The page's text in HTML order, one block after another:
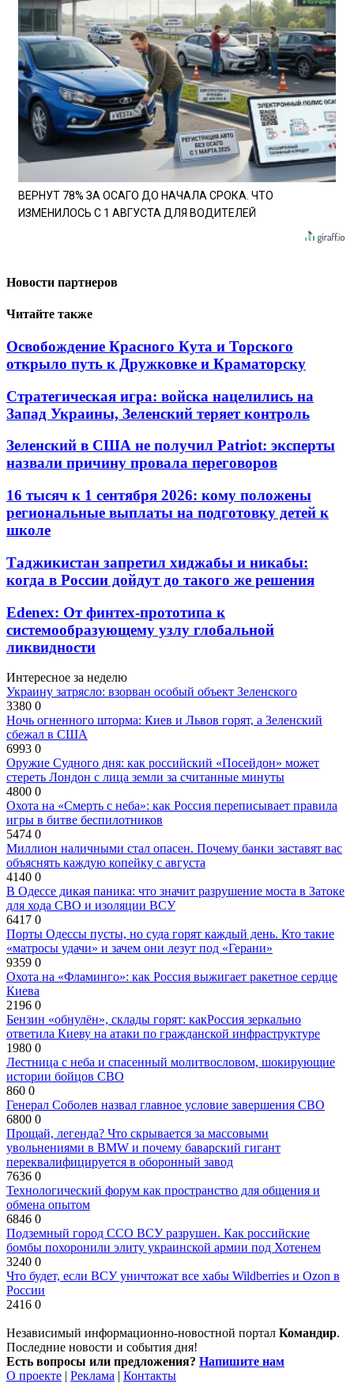
ВЕРНУТ 78% ЗА ОСАГО ДО НАЧАЛА СРОКА. ЧТО
ИЗМЕНИЛОСЬ С 1 АВГУСТА ДЛЯ ВОДИТЕЛЕЙ
Новости партнеров
Читайте также
Освобождение Красного Кута и Торского
открыло путь к Дружковке и Краматорску
Стратегическая игра: войска нацелились на
Запад Украины, Зеленский теряет контроль
Зеленский в США не получил Patriot: эксперты
назвали причину провала переговоров
16 тысяч к 1 сентября 2026: кому положены
региональные выплаты на подготовку детей к
школе
Таджикистан запретил хиджабы и никабы:
когда в России дойдут до такого же решения
Edenex: От финтех-прототипа к
системообразующему узлу глобальной
ликвидности
Интересное за неделю
Украину затрясло: взорван особый объект Зеленского
3380 0
Ночь огненного шторма: Киев и Львов горят, а Зеленский
сбежал в США
6993 0
Оружие Судного дня: как российский «Посейдон» может
стереть Лондон с лица земли за считанные минуты
4800 0
Охота на «Смерть с неба»: как Россия переписывает правила
игры в битве беспилотников
5474 0
Миллион наличными стал опасен. Почему банки заставят вас
объяснять каждую копейку с августа
4140 0
В Одессе дикая паника: что значит разрушение моста в Затоке
для хода СВО и изоляции ВСУ
6417 0
Порты Одессы пусты, но суда горят каждый день. Кто такие
«матросы удачи» и зачем они лезут под «Герани»
9359 0
Охота на «Фламинго»: как Россия выжигает ракетное сердце
Киева
2196 0
Бензин «обнулён», склады горят: какРоссия зеркально
ответила Киеву на атаки по гражданской инфраструктуре
1980 0
Лестница с неба и спасенный молитвословом, шокирующие
истории бойцов СВО
860 0
Генерал Соболев назвал главное условие завершения СВО
6800 0
Прощай, легенда? Что скрывается за массовыми
увольнениями в BMW и почему баварский гигант
переквалифицируется в оборонный завод
7636 0
Технологический форум как пространство для общения и
обмена опытом
6846 0
Подземный город ССО ВСУ разрушен. Как российские
бомбы похоронили элиту украинской армии под Хотенем
3240 0
Что будет, если ВСУ уничтожат все хабы Wildberries и Ozon в
России
2416 0
Независимый информационно-новостной портал Командир.
Последние новости и события дня!
Есть вопросы или предложения? Напишите нам
О проекте | Реклама | Контакты